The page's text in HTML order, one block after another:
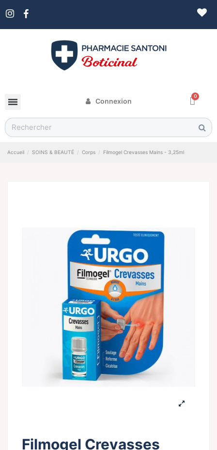
Connexion
Accueil SOINS & BEAUTÉ Corps Filmogel Crevasses Mains - 3,25ml
Filmogel Crevasses